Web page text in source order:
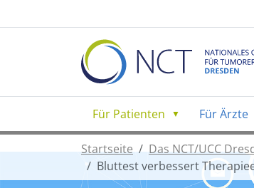
Für Patienten Für Ärzte
Startseite
Das NCT/UCC
Bluttest verbessert